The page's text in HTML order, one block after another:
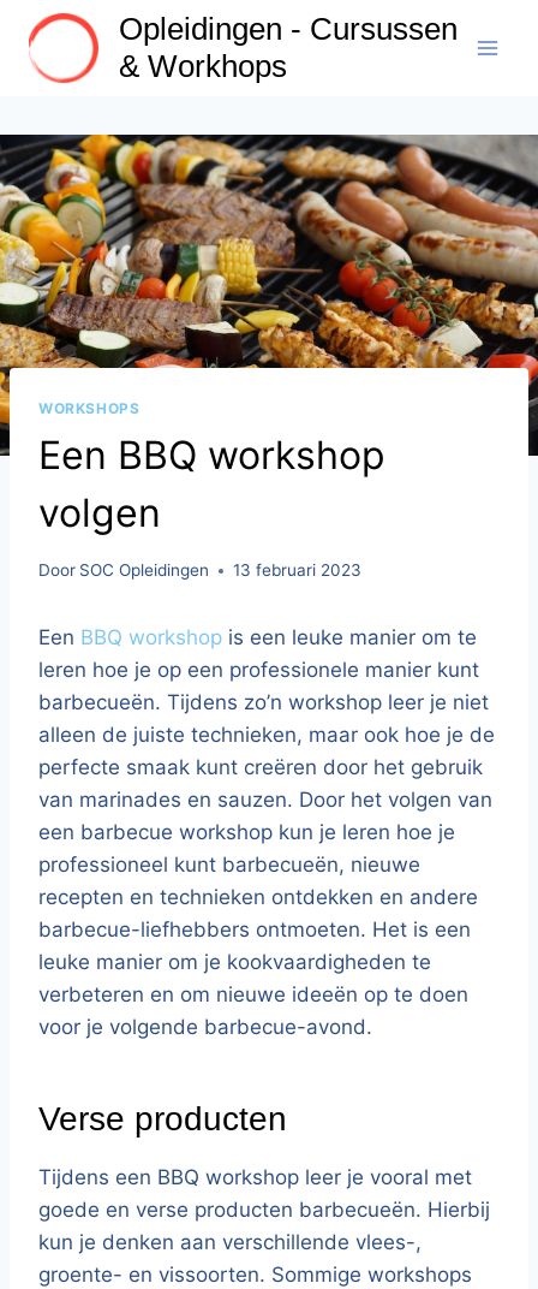
Doorgaan
naar
inhoud
Opleidingen - Cursussen
& Workhops
WORKSHOPS
Een BBQ workshop
volgen
Door SOC Opleidingen 13 februari 2023
Een BBQ workshop is een leuke manier om te
leren hoe je op een professionele manier kunt
barbecueën. Tijdens zo’n workshop leer je niet
alleen de juiste technieken, maar ook hoe je de
perfecte smaak kunt creëren door het gebruik
van marinades en sauzen. Door het volgen van
een barbecue workshop kun je leren hoe je
professioneel kunt barbecueën, nieuwe
recepten en technieken ontdekken en andere
barbecue-liefhebbers ontmoeten. Het is een
leuke manier om je kookvaardigheden te
verbeteren en om nieuwe ideeën op te doen
voor je volgende barbecue-avond.
Verse producten
Tijdens een BBQ workshop leer je vooral met
goede en verse producten barbecueën. Hierbij
kun je denken aan verschillende vlees-,
groente- en vissoorten. Sommige workshops